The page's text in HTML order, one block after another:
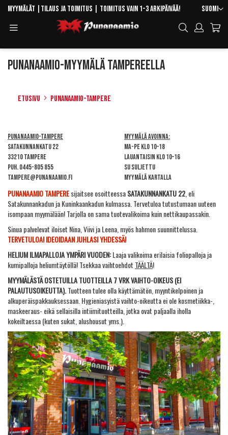
Skip
Content
Kieli
Suomi
Myymälät Tilaus ja toimitus | Toimitus vain 1-3 arkipäivää!
Hae
Punanaamio-myymälä Tampereella
Etusivu Punanaamio-Tampere
Punanaamio-Tampere
Satakunnankatu 22
33210 Tampere
Puh.0445-805 855
tampere@punanaamio.fi
Myymälä avoinna:
Ma-pe klo 10–18
Lauantaisin klo 10–16
Su suljettu
Myymälä kartalla
PUNANAAMIO TAMPEREsijaitsee osoitteessaSATAKUNNANKATU 22 , eli
Satakunnankadun ja Kuninkaankadun kulmassa. Tervetuloa tutustumaan uuteen
isompaan myymälään! Tarjolla on sama tuotevalikoima kuin nettikaupassakin.
Sinua palvelevat iloiset Nina, Viivi ja Leena, myös hahmon suunnittelussa.
TERVETULOA! IDEOIDAAN JUHLASI YHDESSÄ!
HELIUM ILMAPALLOJA YMPÄRI VUODEN:Laaja valikoima erilaisia foliopalloja ja
kumipalloja heliumtäytöllä! Tsekkaa vaihtoehdot TÄÄLTÄ!
MYYMÄLÄSTÄ OSTETUILLA TUOTTEILLA 7 VRK VAIHTO-OIKEUS (EI
PALAUTUSOIKEUTTA).Tuotteen tulee olla käyttämätön, myyntikelpoinen ja
alkuperäispakkauksessaan. Hygieniasyistä vaihto-oikeutta ei ole kosmetiikka-,
maskeeraus- eikä sellaisilla intiimituotteilla, jotka ovat paljaalla iholla
kokeiltaessa (kuten sukat, alushousut yms.).